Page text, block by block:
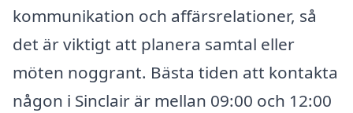
kommunikation och affärsrelationer, så
det är viktigt att planera samtal eller
möten noggrant. Bästa tiden att kontakta
någon i Sinclair är mellan 09:00 och 12:00